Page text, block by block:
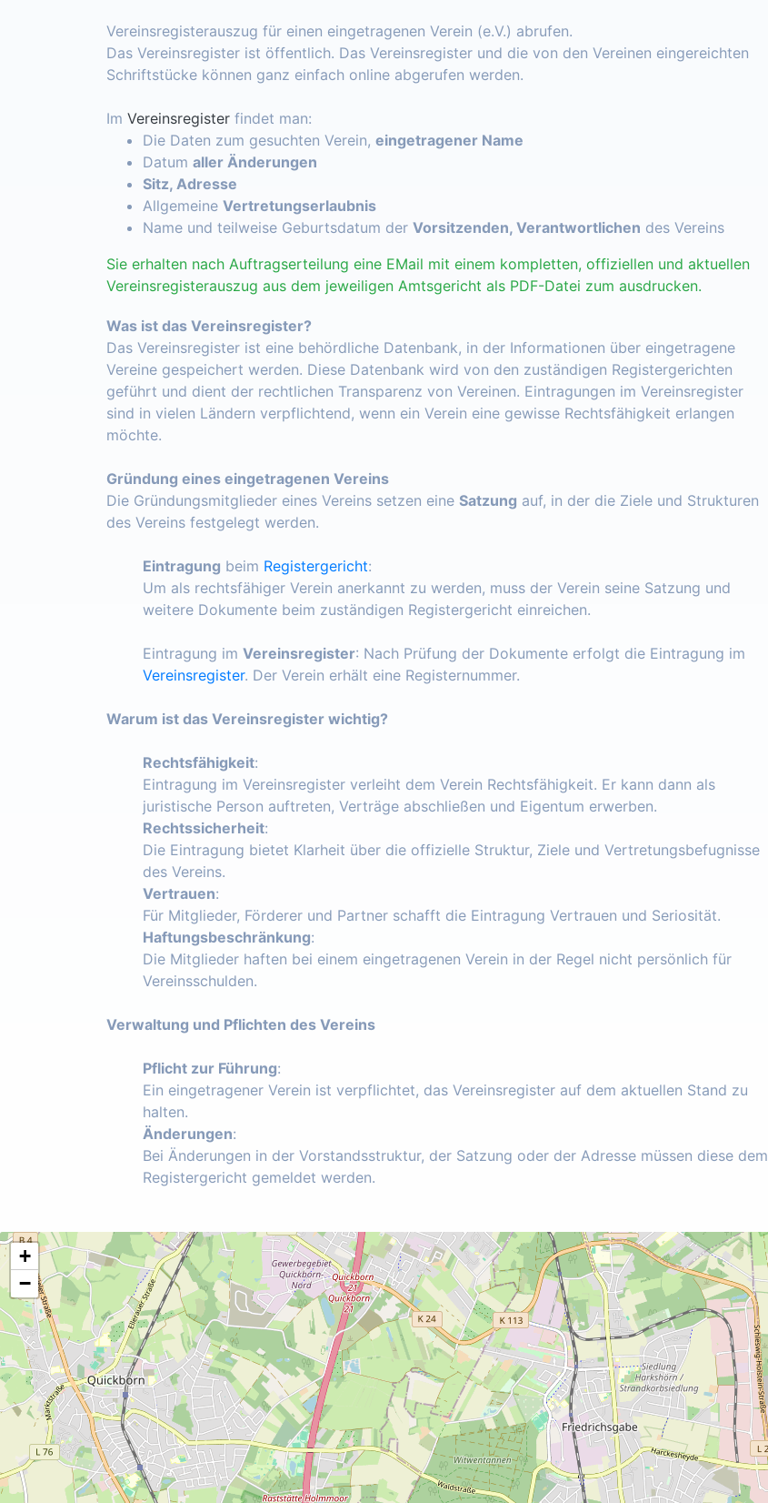
Vereinsregisterauszug für einen eingetragenen Verein (e.V.) abrufen.
Das Vereinsregister ist öffentlich. Das Vereinsregister und die von den Vereinen eingereichten
Schriftstücke können ganz einfach online abgerufen werden.
Im Vereinsregister findet man:
Die Daten zum gesuchten Verein, eingetragener Name
Datum aller Änderungen
Sitz, Adresse
Allgemeine Vertretungserlaubnis
Name und teilweise Geburtsdatum der Vorsitzenden, Verantwortlichen des Vereins
Sie erhalten nach Auftragserteilung eine EMail mit einem kompletten, offiziellen und aktuellen
Vereinsregisterauszug aus dem jeweiligen Amtsgericht als PDF-Datei zum ausdrucken.
Was ist das Vereinsregister?
Das Vereinsregister ist eine behördliche Datenbank, in der Informationen über eingetragene
Vereine gespeichert werden. Diese Datenbank wird von den zuständigen Registergerichten
geführt und dient der rechtlichen Transparenz von Vereinen. Eintragungen im Vereinsregister
sind in vielen Ländern verpflichtend, wenn ein Verein eine gewisse Rechtsfähigkeit erlangen
möchte.
Gründung eines eingetragenen Vereins
Die Gründungsmitglieder eines Vereins setzen eine Satzung auf, in der die Ziele und Strukturen
des Vereins festgelegt werden.
Eintragung beim Registergericht:
Um als rechtsfähiger Verein anerkannt zu werden, muss der Verein seine Satzung und
weitere Dokumente beim zuständigen Registergericht einreichen.
Eintragung im Vereinsregister: Nach Prüfung der Dokumente erfolgt die Eintragung im
Vereinsregister. Der Verein erhält eine Registernummer.
Warum ist das Vereinsregister wichtig?
Rechtsfähigkeit:
Eintragung im Vereinsregister verleiht dem Verein Rechtsfähigkeit. Er kann dann als
juristische Person auftreten, Verträge abschließen und Eigentum erwerben.
Rechtssicherheit:
Die Eintragung bietet Klarheit über die offizielle Struktur, Ziele und Vertretungsbefugnisse
des Vereins.
Vertrauen:
Für Mitglieder, Förderer und Partner schafft die Eintragung Vertrauen und Seriosität.
Haftungsbeschränkung:
Die Mitglieder haften bei einem eingetragenen Verein in der Regel nicht persönlich für
Vereinsschulden.
Verwaltung und Pflichten des Vereins
Pflicht zur Führung:
Ein eingetragener Verein ist verpflichtet, das Vereinsregister auf dem aktuellen Stand zu
halten.
Änderungen:
Bei Änderungen in der Vorstandsstruktur, der Satzung oder der Adresse müssen diese dem
Registergericht gemeldet werden.
+
−